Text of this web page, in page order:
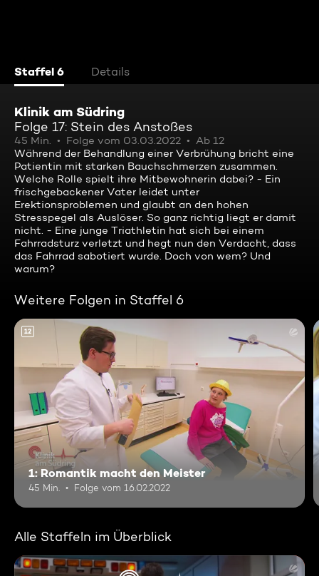
Staffel 6 Details
Klinik am Südring
Folge 17: Stein des Anstoßes
45 Min. Folge vom 03.03.2022
Ab 12
Während der Behandlung einer Verbrühung bricht eine
Patientin mit starken Bauchschmerzen zusammen.
Welche Rolle spielt ihre Mitbewohnerin dabei? - Ein
frischgebackener Vater leidet unter
Erektionsproblemen und glaubt an den hohen
Stresspegel als Auslöser. So ganz richtig liegt er damit
nicht. - Eine junge Triathletin hat sich bei einem
Fahrradsturz verletzt und hegt nun den Verdacht, dass
das Fahrrad sabotiert wurde. Doch von wem? Und
warum?
Weitere Folgen in Staffel 6
12
1: Romantik macht den Meister
45 Min. Folge vom 16.02.2022
Alle Staffeln im Überblick